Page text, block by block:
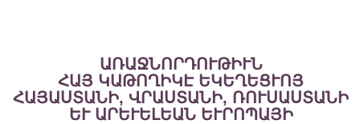
ԱՌԱՋՆՈՐԴՈՒԹԻՒՆ
ՀԱՅ ԿԱԹՈՂԻԿԷ ԵԿԵՂԵՑՒՈՅ
ՀԱՅԱՍՏԱՆԻ, ՎՐԱՍՏԱՆԻ, ՌՈՒՍԱՍՏԱՆԻ
ԵՒ ԱՐԵՒԵԼԵԱՆ ԵՒՐՈՊԱՅԻ